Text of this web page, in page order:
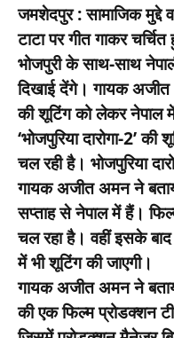
जमशेदपुर : सामाजिक मुद्दे
टाटा पर गीत गाकर
भोजपुरी के साथ-साथ
दिखाई देंगे। गायक
की शूटिंग को लेकर नेपाल
‘भोजपुरिया दारोगा-2’
चल रही है। भोजपुरिया
गायक अजीत अमन ने
सप्ताह से नेपाल में हैं।
चल रहा है। वहीं इसके
में भी शूटिंग की जाएगी।
गायक अजीत अमन ने
की एक फिल्म प्रोडक्शन